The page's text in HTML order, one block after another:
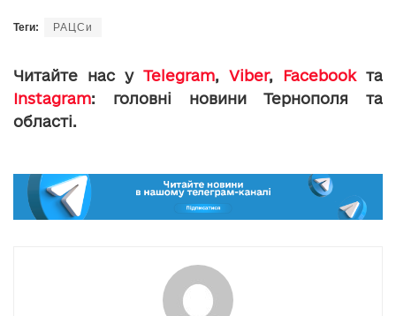
Теги: РАЦСи
Читайте нас у Telegram, Viber, Facebookта
Instagram: головні новини Тернополя та
області.